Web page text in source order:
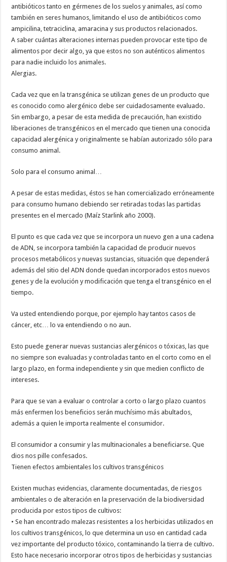
antibióticos tanto en gérmenes de los suelos y animales, así como
también en seres humanos, limitando el uso de antibióticos como
ampicilina, tetraciclina, amaracina y sus productos relacionados.
A saber cuántas alteraciones internas pueden provocar este tipo de
alimentos por decir algo, ya que estos no son auténticos alimentos
para nadie incluido los animales.
Alergias.
Cada vez que en la transgénica se utilizan genes de un producto que
es conocido como alergénico debe ser cuidadosamente evaluado.
Sin embargo, a pesar de esta medida de precaución, han existido
liberaciones de transgénicos en el mercado que tienen una conocida
capacidad alergénica y originalmente se habían autorizado sólo para
consumo animal.
Solo para el consumo animal…
A pesar de estas medidas, éstos se han comercializado erróneamente
para consumo humano debiendo ser retiradas todas las partidas
presentes en el mercado (Maíz Starlink año 2000).
El punto es que cada vez que se incorpora un nuevo gen a una cadena
de ADN, se incorpora también la capacidad de producir nuevos
procesos metabólicos y nuevas sustancias, situación que dependerá
además del sitio del ADN donde quedan incorporados estos nuevos
genes y de la evolución y modificación que tenga el transgénico en el
tiempo.
Va usted entendiendo porque, por ejemplo hay tantos casos de
cáncer, etc… lo va entendiendo o no aun.
Esto puede generar nuevas sustancias alergénicos o tóxicas, las que
no siempre son evaluadas y controladas tanto en el corto como en el
largo plazo, en forma independiente y sin que medien conflicto de
intereses.
Para que se van a evaluar o controlar a corto o largo plazo cuantos
más enfermen los beneficios serán muchísimo más abultados,
además a quien le importa realmente el consumidor.
El consumidor a consumir y las multinacionales a beneficiarse. Que
dios nos pille confesados.
Tienen efectos ambientales los cultivos transgénicos
Existen muchas evidencias, claramente documentadas, de riesgos
ambientales o de alteración en la preservación de la biodiversidad
producida por estos tipos de cultivos:
• Se han encontrado malezas resistentes a los herbicidas utilizados en
los cultivos transgénicos, lo que determina un uso en cantidad cada
vez importante del producto tóxico, contaminando la tierra de cultivo.
Esto hace necesario incorporar otros tipos de herbicidas y sustancias